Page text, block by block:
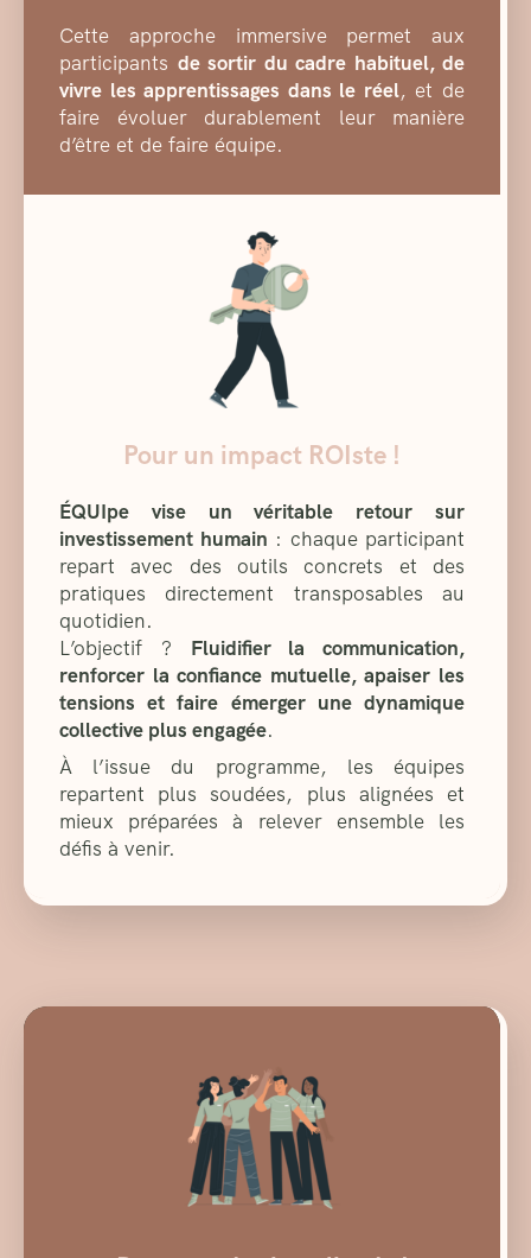
Cette approche immersive permet aux
participants de sortir du cadre habituel, de
vivre les apprentissages dans le réel, et de
faire évoluer durablement leur manière
d’être et de faire équipe.
Pour un impact ROIste !
ÉQUIpe vise un véritable retour sur
investissement humain : chaque participant
repart avec des outils concrets et des
pratiques directement transposables au
quotidien.
L’objectif ? Fluidifier la communication,
renforcer la confiance mutuelle, apaiser les
tensions et faire émerger une dynamique
collective plus engagée.
À l’issue du programme, les équipes
repartent plus soudées, plus alignées et
mieux préparées à relever ensemble les
défis à venir.